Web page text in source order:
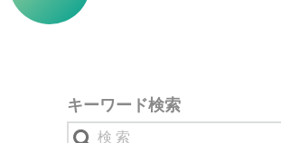
キーワード検索